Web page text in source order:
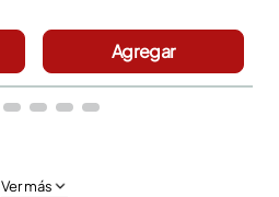
Agregar
Ver más